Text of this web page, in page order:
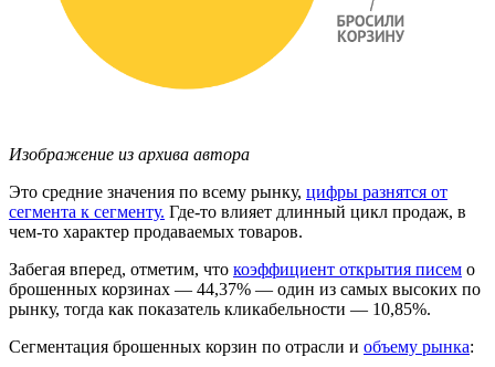
Изображение из архива автора
Это средние значения по всему рынку, цифры разнятся от
сегмента к сегменту. Где-то влияет длинный цикл продаж, в
чем-то характер продаваемых товаров.
Забегая вперед, отметим, что коэффициент открытия писем о
брошенных корзинах — 44,37% — один из самых высоких по
рынку, тогда как показатель кликабельности — 10,85%.
Сегментация брошенных корзин по отрасли и объему рынка: